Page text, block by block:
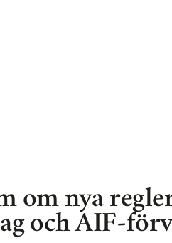
om nya
och AIF-